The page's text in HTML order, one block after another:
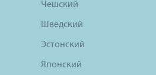
Чешский
Шведский
Эстонский
Японский